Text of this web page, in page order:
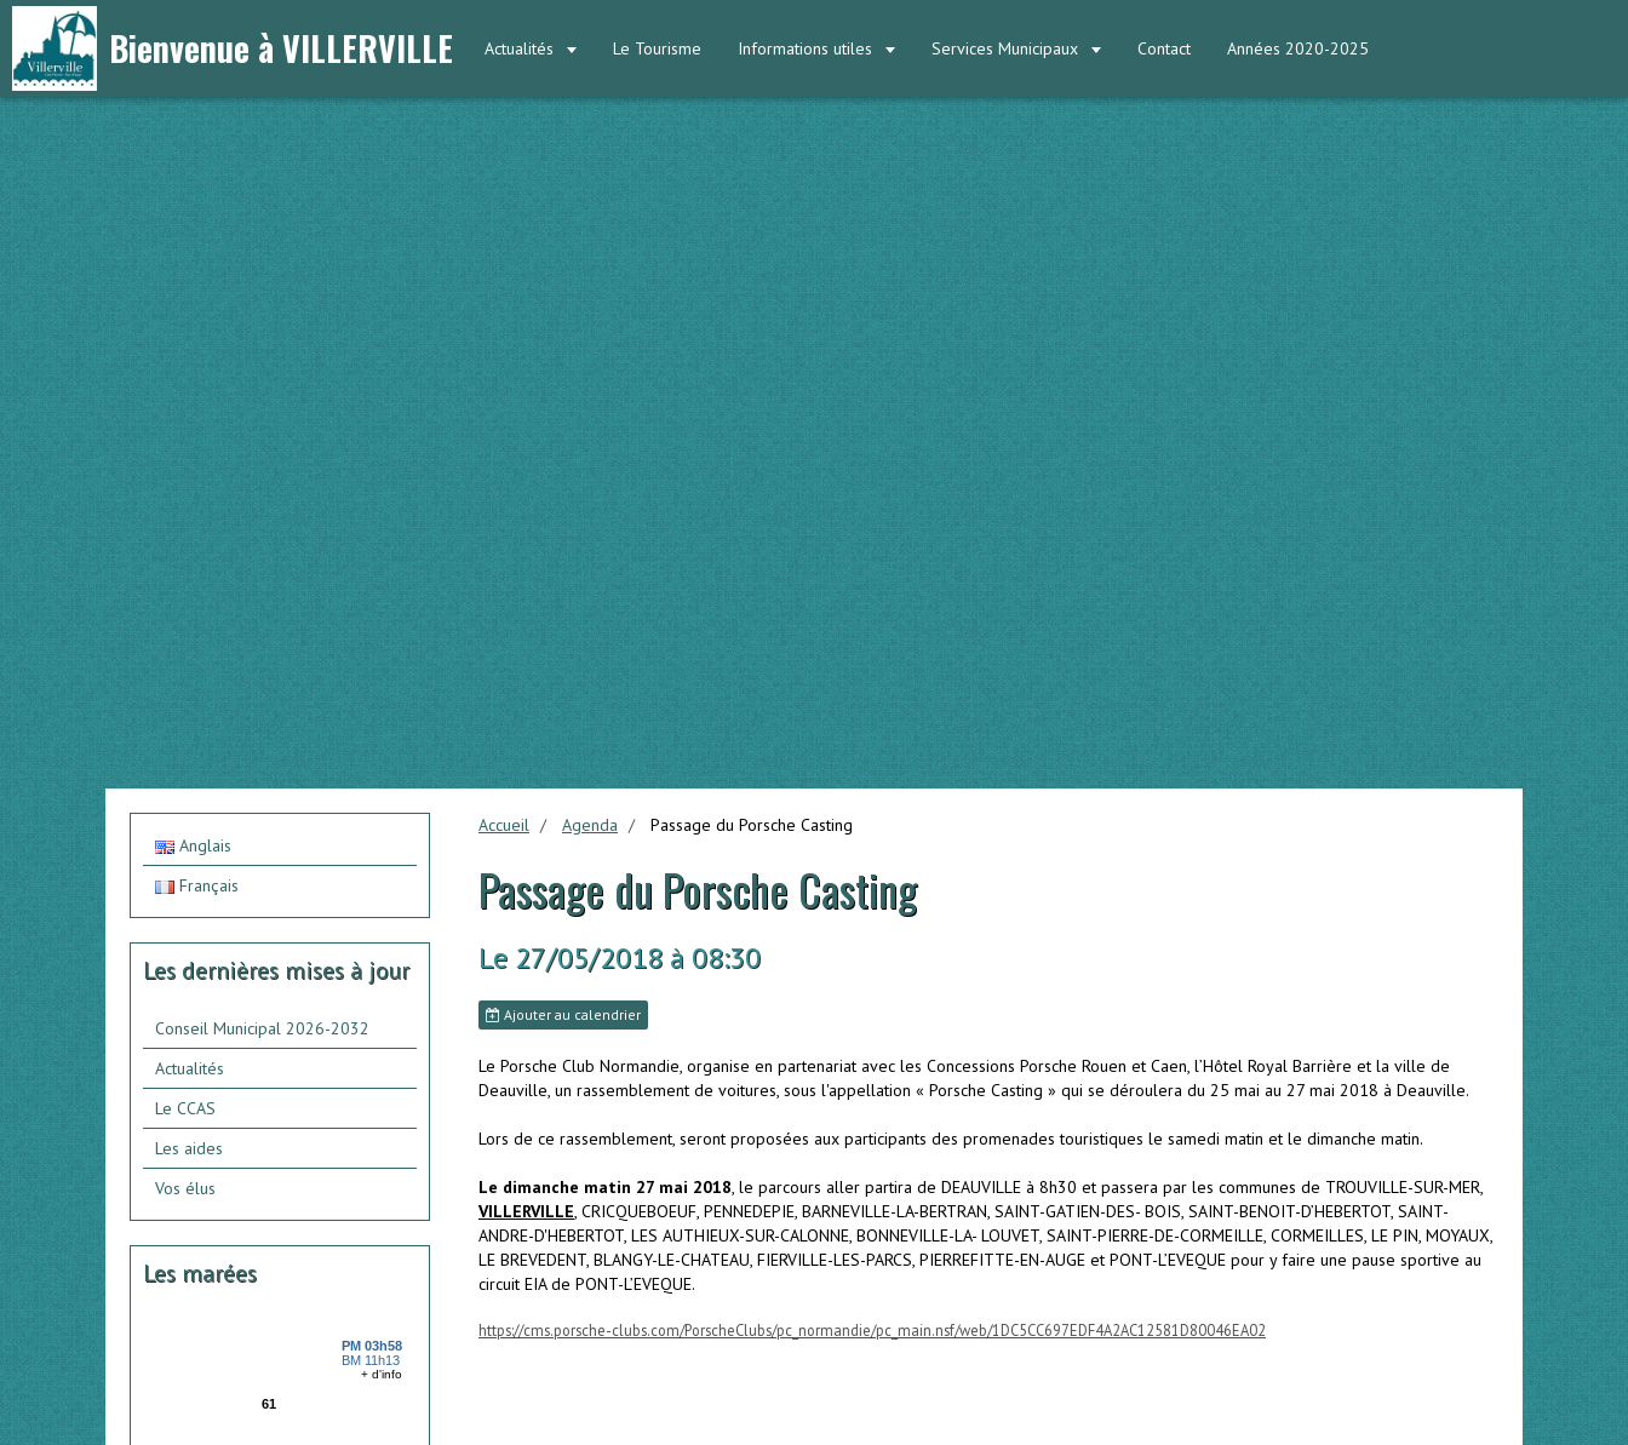
Bienvenue à VILLERVILLE Actualités Le Tourisme Informations utiles Services Municipaux Contact Années 2020-2025
Accueil Agenda Passage du Porsche Casting
Passage du Porsche Casting
Le 27/05/2018 à 08:30
Ajouter au calendrier
Le Porsche Club Normandie, organise en partenariat avec les Concessions Porsche Rouen et Caen, l’Hôtel Royal Barrière et la ville de
Deauville, un rassemblement de voitures, sous l'appellation « Porsche Casting » qui se déroulera du 25 mai au 27 mai 2018 à Deauville.
Lors de ce rassemblement, seront proposées aux participants des promenades touristiques le samedi matin et le dimanche matin.
Le dimanche matin 27 mai 2018, le parcours aller partira de DEAUVILLE à 8h30 et passera par les communes de TROUVILLE-SUR-MER,
VILLERVILLE, CRICQUEBOEUF, PENNEDEPIE, BARNEVILLE-LA-BERTRAN, SAINT-GATIEN-DES- BOIS, SAINT-BENOIT-D’HEBERTOT, SAINT-
ANDRE-D'HEBERTOT, LES AUTHIEUX-SUR-CALONNE, BONNEVILLE-LA- LOUVET, SAINT-PIERRE-DE-CORMEILLE, CORMEILLES, LE PIN, MOYAUX,
LE BREVEDENT, BLANGY-LE-CHATEAU, FIERVILLE-LES-PARCS, PIERREFITTE-EN-AUGE et PONT-L’EVEQUE pour y faire une pause sportive au
circuit EIA de PONT-L’EVEQUE.
https://cms.porsche-clubs.com/PorscheClubs/pc_normandie/pc_main.nsf/web/1DC5CC697EDF4A2AC12581D80046EA02
Anglais
Français
Les dernières mises à jour
Conseil Municipal 2026-2032
Actualités
Le CCAS
Les aides
Vos élus
Les marées